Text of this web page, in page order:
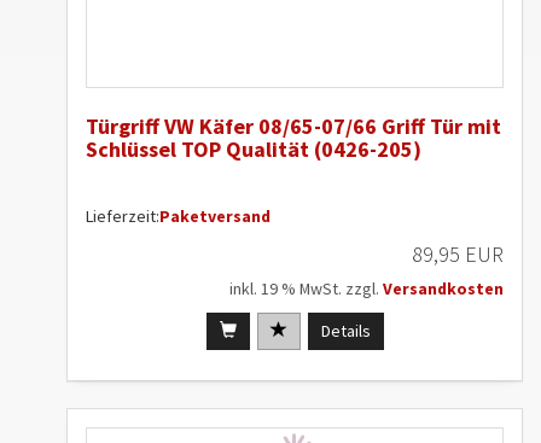
Türgriff VW Käfer 08/65-07/66 Griff Tür mit
Schlüssel TOP Qualität (0426-205)
Lieferzeit:Paketversand
89,95 EUR
inkl. 19 % MwSt. zzgl. Versandkosten
Details